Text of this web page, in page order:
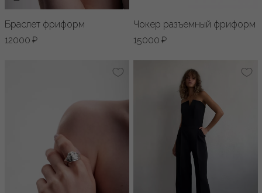
Браслет фриформ
12000 ₽
Чокер разъемный фриформ
15000 ₽